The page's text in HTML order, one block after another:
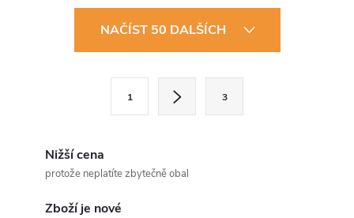
otevřených dveří chladničky,...
NAČÍST 50 DALŠÍCH
1 3
Nižší cena
protože neplatíte zbytečně obal
Zboží je nové